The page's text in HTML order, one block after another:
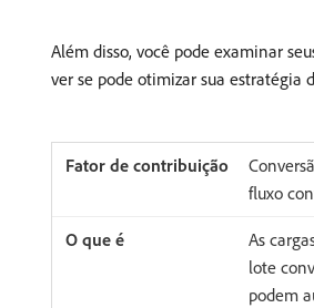
Além disso, você pode examinar
ver se pode otimizar sua estratégia
fluxo
As
lote
podem